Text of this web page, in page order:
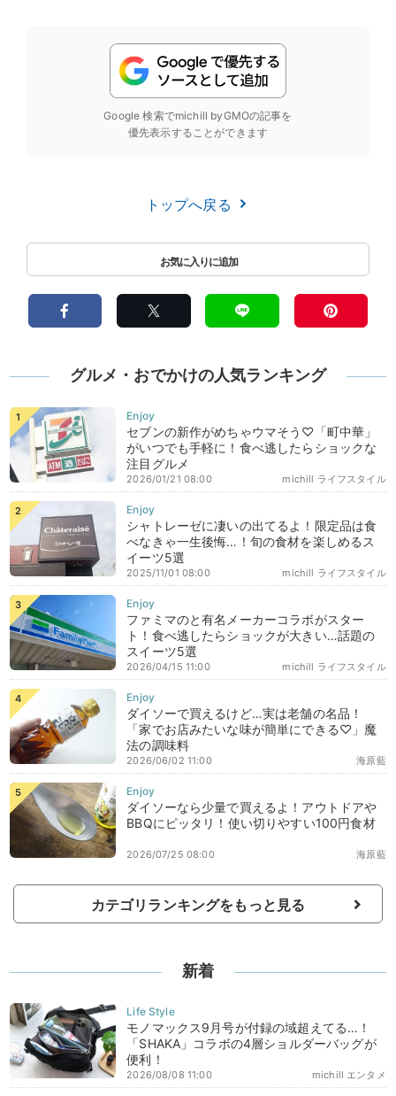
Google 検索でmichill byGMOの記事を
優先表示することができます
トップへ戻る
グルメ・おでかけの人気ランキング
セブンの新作がめちゃウマそう♡「町中華」
がいつでも手軽に！食べ逃したらショックな
注目グルメ
michill ライフスタイル
2026/01/21 08:00
シャトレーゼに凄いの出てるよ！限定品は食
べなきゃ一生後悔…！旬の食材を楽しめるス
イーツ5選
michill ライフスタイル
2025/11/01 08:00
ファミマのと有名メーカーコラボがスター
ト！食べ逃したらショックが大きい…話題の
スイーツ5選
michill ライフスタイル
2026/04/15 11:00
ダイソーで買えるけど…実は老舗の名品！
「家でお店みたいな味が簡単にできる♡」魔
法の調味料
海原藍
2026/06/02 11:00
ダイソーなら少量で買えるよ！アウトドアや
BBQにピッタリ！使い切りやすい100円食材
海原藍
2026/07/25 08:00
カテゴリランキングをもっと見る
新着
モノマックス9月号が付録の域超えてる…！
「SHAKA」コラボの4層ショルダーバッグが
便利！
michill エンタメ
2026/08/08 11:00